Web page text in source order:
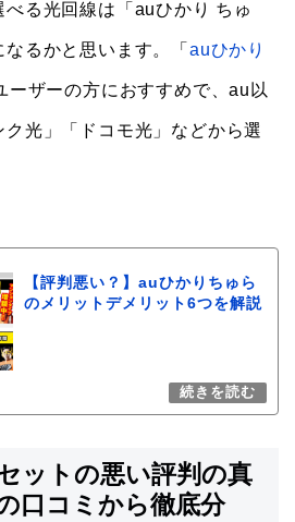
る光回線は「auひかり ちゅ
るかと思います。「 auひかり
ーザーの方におすすめで、au以
光」「ドコモ光」などから選
【評判悪い？】auひかりちゅら
のメリットデメリット6つを解説
ットの悪い評判の真
口コミから徹底分